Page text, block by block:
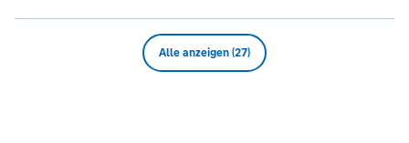
Alle anzeigen (27)